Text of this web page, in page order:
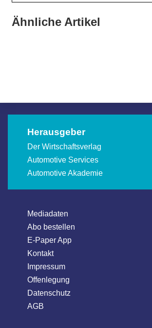
Ähnliche Artikel
28. Januar 2026
KI hilft beim perfekten
28. Januar 2026
28. Januar 2026
Herausgeber
Der Wirtschaftsverlag
Automotive Services
Automotive Akademie
Mediadaten
Abo bestellen
E-Paper App
Kontakt
Impressum
Offenlegung
Datenschutz
AGB